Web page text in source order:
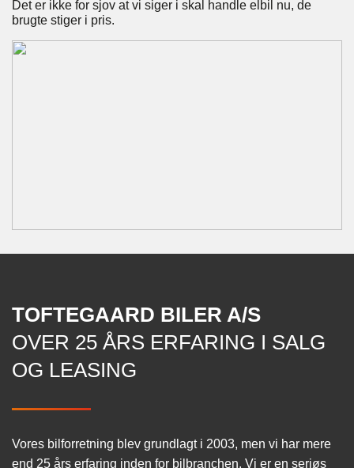
Det er ikke for sjov at vi siger i skal handle elbil nu, de
brugte stiger i pris.
TOFTEGAARD BILER A/S
OVER 25 ÅRS ERFARING I SALG
OG LEASING
Vores bilforretning blev grundlagt i 2003, men vi har mere
end 25 års erfaring inden for bilbranchen. Vi er en seriøs